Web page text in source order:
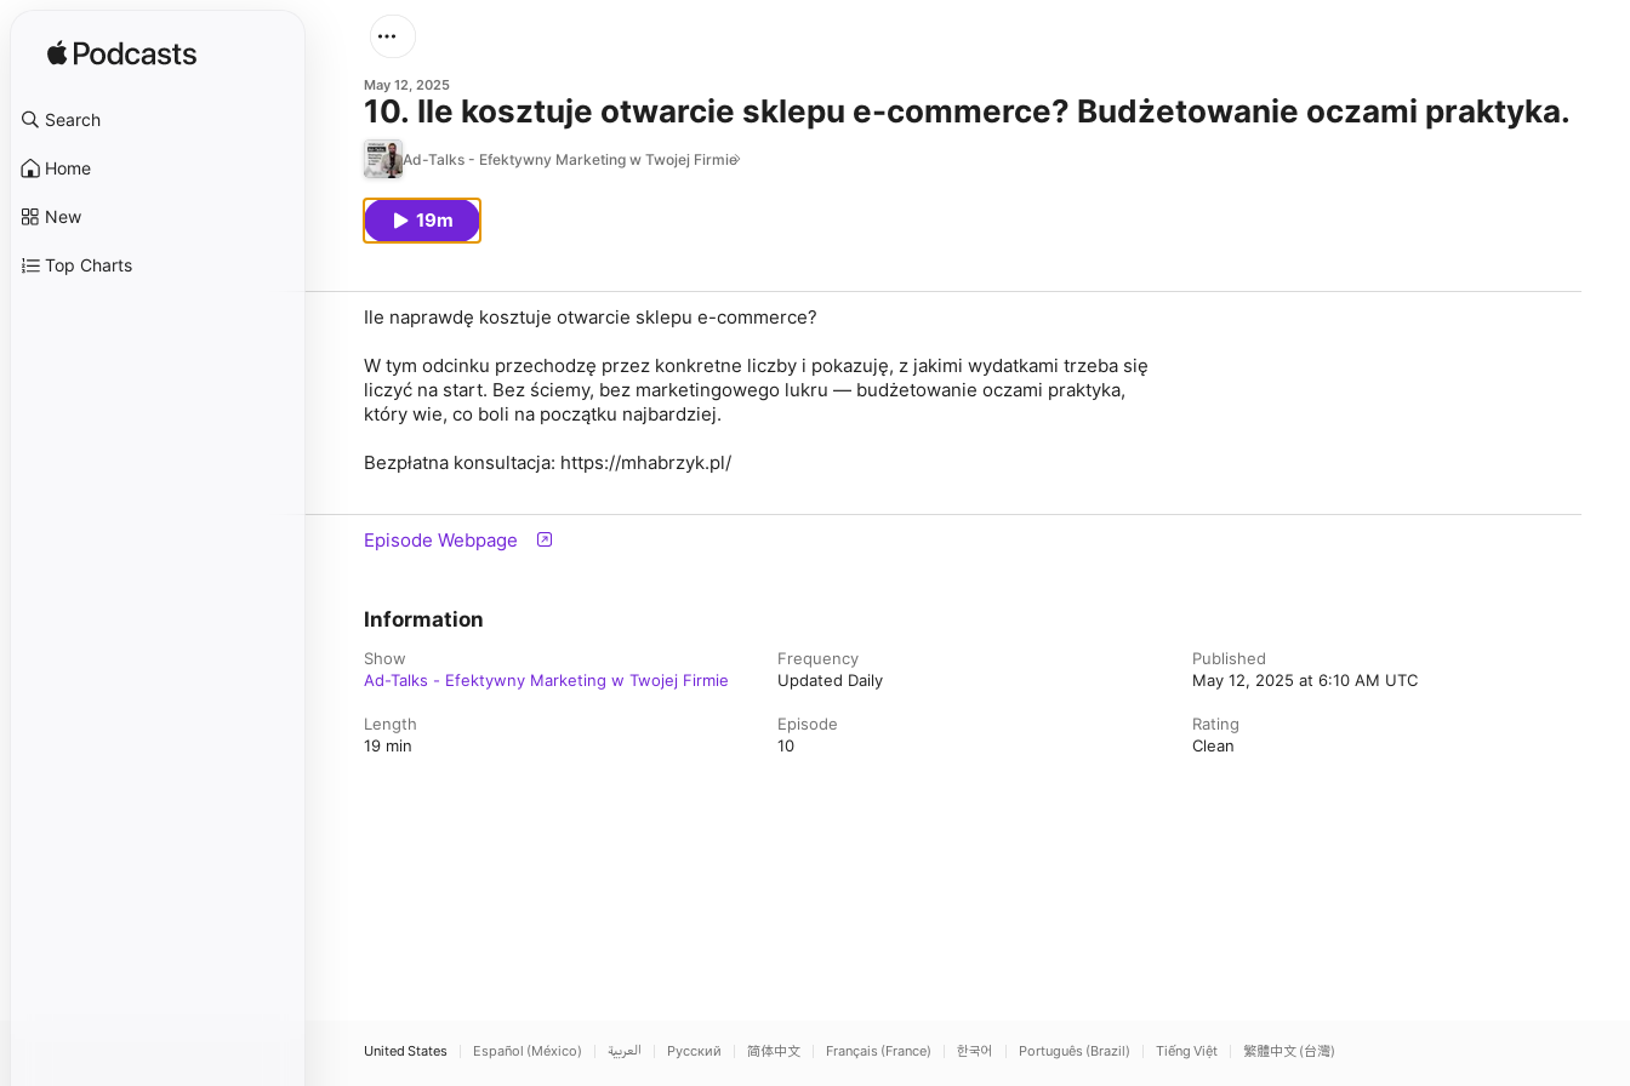
Search
Home
New
Top Charts
May 12, 2025
10. Ile kosztuje otwarcie sklepu e-commerce? Budżetowanie oczami praktyka.
Ad-Talks - Efektywny Marketing w Twojej Firmie
19m
Ile naprawdę kosztuje otwarcie sklepu e-commerce?
W tym odcinku przechodzę przez konkretne liczby i pokazuję, z jakimi wydatkami trzeba się
liczyć na start. Bez ściemy, bez marketingowego lukru — budżetowanie oczami praktyka,
który wie, co boli na początku najbardziej.
Bezpłatna konsultacja: https://mhabrzyk.pl/
Episode Webpage
Information
Show
Ad-Talks - Efektywny Marketing w Twojej Firmie
Frequency
Updated Daily
Published
May 12, 2025 at 6:10 AM UTC
Length
19 min
Episode
10
Rating
Clean
United States Español (México) العربية Русский 简体中文 Français (France) 한국어 Português (Brazil) Tiếng Việt 繁體中文 (台灣)